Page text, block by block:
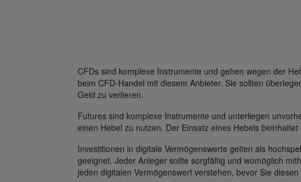
CFDs sind komplexe Instrumente und gehen wegen der
beim CFD-Handel mit diesem Anbieter. Sie sollten
Geld zu verlieren.
Futures sind komplexe Instrumente und unterliegen
einen Hebel zu nutzen. Der Einsatz eines Hebels
Investitionen in digitale Vermögenswerte gelten als
geeignet. Jeder Anleger sollte sorgfältig und womöglich
jeden digitalen Vermögenswert verstehen, bevor Sie